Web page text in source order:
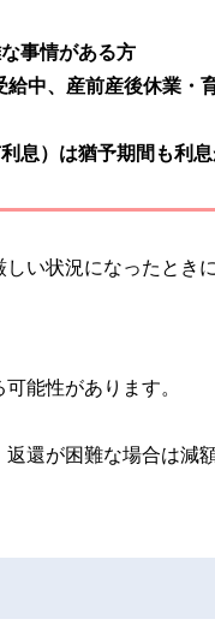
事情がある方
中、産前産後休業・
息）は猶予期間も利
い状況になったとき
能性があります。
還が困難な場合は減